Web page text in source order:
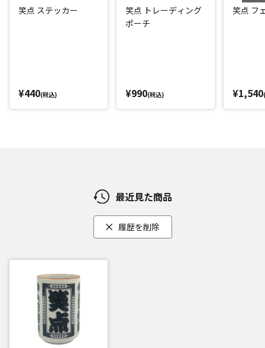
笑点 ステッカー
¥440(税込)
笑点 トレーディング
ポーチ
¥990(税込)
笑点 フ
¥1,540
最近見た商品
履歴を削除